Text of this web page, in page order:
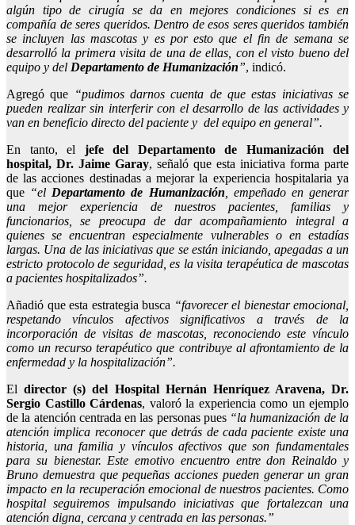
algún tipo de cirugía se da en mejores condiciones si es en
compañía de seres queridos. Dentro de esos seres queridos también
se incluyen las mascotas y es por esto que el fin de semana se
desarrolló la primera visita de una de ellas, con el visto bueno del
equipo y del Departamento de Humanización”, indicó.
Agregó que “pudimos darnos cuenta de que estas iniciativas se
pueden realizar sin interferir con el desarrollo de las actividades y
van en beneficio directo del paciente y del equipo en general”.
En tanto, el jefe del Departamento de Humanización del
hospital, Dr. Jaime Garay, señaló que esta iniciativa forma parte
de las acciones destinadas a mejorar la experiencia hospitalaria ya
que “el Departamento de Humanización , empeñado en generar
una mejor experiencia de nuestros pacientes, familias y
funcionarios, se preocupa de dar acompañamiento integral a
quienes se encuentran especialmente vulnerables o en estadías
largas. Una de las iniciativas que se están iniciando, apegadas a un
estricto protocolo de seguridad, es la visita terapéutica de mascotas
a pacientes hospitalizados”.
Añadió que esta estrategia busca “favorecer el bienestar emocional,
respetando vínculos afectivos significativos a través de la
incorporación de visitas de mascotas, reconociendo este vínculo
como un recurso terapéutico que contribuye al afrontamiento de la
enfermedad y la hospitalización”.
Eldirector (s) del Hospital Hernán Henríquez Aravena, Dr.
Sergio Castillo Cárdenas, valoró la experiencia como un ejemplo
de la atención centrada en las personas pues “la humanización de la
atención implica reconocer que detrás de cada paciente existe una
historia, una familia y vínculos afectivos que son fundamentales
para su bienestar. Este emotivo encuentro entre don Reinaldo y
Bruno demuestra que pequeñas acciones pueden generar un gran
impacto en la recuperación emocional de nuestros pacientes. Como
hospital seguiremos impulsando iniciativas que fortalezcan una
atención digna, cercana y centrada en las personas.”